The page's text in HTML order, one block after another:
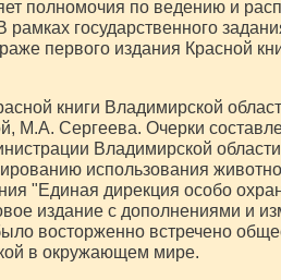
полномочия по ведению и
государственного
первого издания Красной
книги Владимирской
М.А. Сергеева. Очерки
Владимирской
использования
"Единая дирекция особо
издание с дополнениями и
восторженно встречено
в окружающем мире.